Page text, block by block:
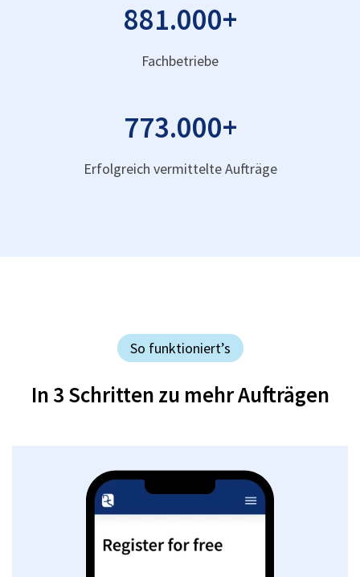
881.000+
Fachbetriebe
773.000+
Erfolgreich vermittelte Aufträge
So funktioniert’s
In 3 Schritten zu mehr Aufträgen